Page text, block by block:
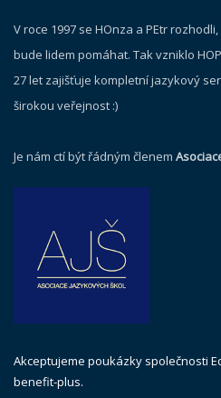
V roce 1997 se HOnza a PEtr
bude lidem pomáhat. Tak vzniklo
27 let zajišťuje kompletní jazykový
širokou veřejnost :)
Je nám ctí být řádným členem
Akceptujeme poukázky společnosti
benefit-plus.